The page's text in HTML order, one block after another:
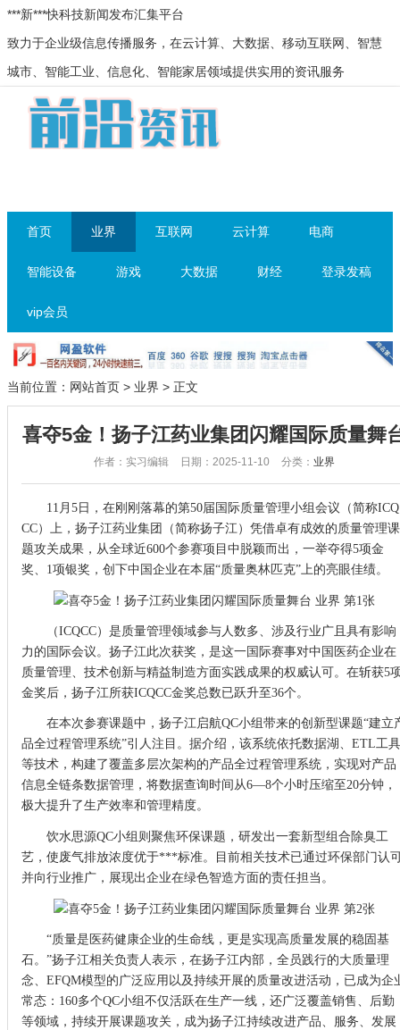
***新***快科技新闻发布汇集平台
致力于企业级信息传播服务，在云计算、大数据、移动互联网、智慧
城市、智能工业、信息化、智能家居领域提供实用的资讯服务
首页 业界 互联网 云计算 电商
智能设备 游戏 大数据 财经 登录发稿
vip会员
当前位置： 网站首页 > 业界 > 正文
喜夺5金！扬子江药业集团闪耀国际质量舞
作者：实习编辑 日期：2025-11-10 分类： 业界
11月5日，在刚刚落幕的第50届国际质量管理小组会议（简称ICQ
CC）上，扬子江药业集团（简称扬子江）凭借卓有成效的质量管理课
题攻关成果，从全球近600个参赛项目中脱颖而出，一举夺得5项金
奖、1项银奖，创下中国企业在本届“质量奥林匹克”上的亮眼佳绩。
（ICQCC）是质量管理领域参与人数多、涉及行业广且具有影响
力的国际会议。扬子江此次获奖，是这一国际赛事对中国医药企业在
质量管理、技术创新与精益制造方面实践成果的权威认可。在斩获5
金奖后，扬子江所获ICQCC金奖总数已跃升至36个。
在本次参赛课题中，扬子江启航QC小组带来的创新型课题“建立
品全过程管理系统”引人注目。据介绍，该系统依托数据湖、ETL工具
等技术，构建了覆盖多层次架构的产品全过程管理系统，实现对产品
信息全链条数据管理，将数据查询时间从6—8个小时压缩至20分钟，
极大提升了生产效率和管理精度。
饮水思源QC小组则聚焦环保课题，研发出一套新型组合除臭工
艺，使废气排放浓度优于***标准。目前相关技术已通过环保部门认
并向行业推广，展现出企业在绿色智造方面的责任担当。
“质量是医药健康企业的生命线，更是实现高质量发展的稳固基
石。”扬子江相关负责人表示，在扬子江内部，全员践行的大质量理
念、EFQM模型的广泛应用以及持续开展的质量改进活动，已成为企
常态：160多个QC小组不仅活跃在生产一线，还广泛覆盖销售、后勤
等领域，持续开展课题攻关，成为扬子江持续改进产品、服务、发展